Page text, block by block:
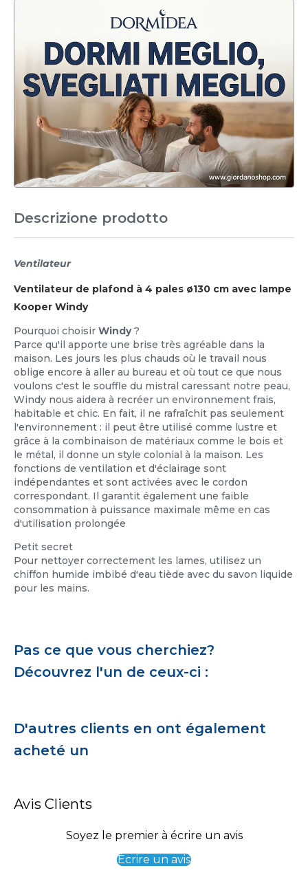
Descrizione prodotto
Ventilateur
Ventilateur de plafond à 4 pales ø130 cm avec lampe
Kooper Windy
Pourquoi choisir Windy?
Parce qu'il apporte une brise très agréable dans la
maison. Les jours les plus chauds où le travail nous
oblige encore à aller au bureau et où tout ce que nous
voulons c'est le souffle du mistral caressant notre peau,
Windy nous aidera à recréer un environnement frais,
habitable et chic. En fait, il ne rafraîchit pas seulement
l'environnement : il peut être utilisé comme lustre et
grâce à la combinaison de matériaux comme le bois et
le métal, il donne un style colonial à la maison. Les
fonctions de ventilation et d'éclairage sont
indépendantes et sont activées avec le cordon
correspondant. Il garantit également une faible
consommation à puissance maximale même en cas
d'utilisation prolongée
Petit secret
Pour nettoyer correctement les lames, utilisez un
chiffon humide imbibé d'eau tiède avec du savon liquide
pour les mains.
Pas ce que vous cherchiez?
Découvrez l'un de ceux-ci :
D'autres clients en ont également
acheté un
Avis Clients
Soyez le premier à écrire un avis
Écrire un avis